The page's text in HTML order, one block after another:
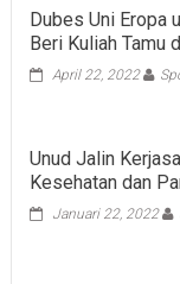
Dubes Uni Eropa
Beri Kuliah Tamu
April 22, 2022
Unud Jalin
Kesehatan dan
Januari 22, 2022